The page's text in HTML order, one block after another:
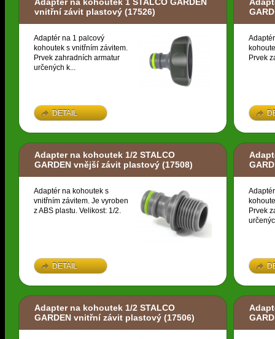
Adapter na kohoutek 1 STALCO GARDEN
vnitřní závit plastový (17526)
Adaptér na 1 palcový
kohoutek s vnitřním závitem.
Prvek zahradních armatur
určených k...
DETAIL
Prvek
Adapter na kohoutek 1/2 STALCO
GARDEN vnější závit plastový (17508)
Adaptér na kohoutek s
vnitřním závitem. Je vyroben
z ABS plastu. Velikost: 1/2.
DETAIL
Prvek
Adapter na kohoutek 1/2 STALCO
GARDEN vnitřní závit plastový (17506)